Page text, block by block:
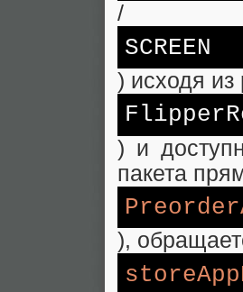
/
SCREEN
) исходя из
) и
пакета
),